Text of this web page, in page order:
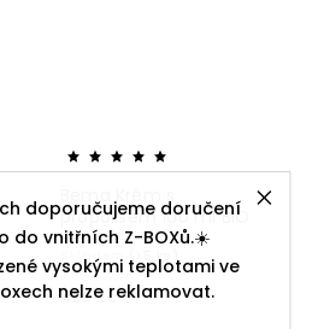
doporučujeme doručení
do vnitřních Z-BOXů.☀️
vysokými teplotami ve
nelze reklamovat.
propolisem 100 ml BIO
Skladem (>5 ks)
400 Kč